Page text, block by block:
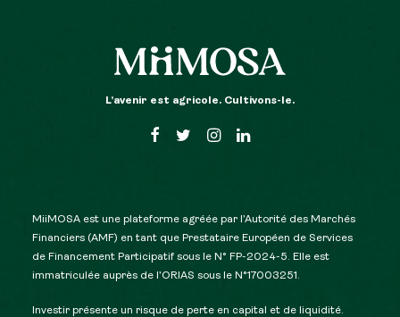
L’avenir est agricole. Cultivons-le.
MiiMOSA est une plateforme agréée par l’Autorité des Marchés
Financiers (AMF) en tant que Prestataire Européen de Services
de Financement Participatif sous le N° FP-2024-5. Elle est
immatriculée auprès de l’ORIAS sous le N°17003251.
Investir présente un risque de perte en capital et de liquidité.